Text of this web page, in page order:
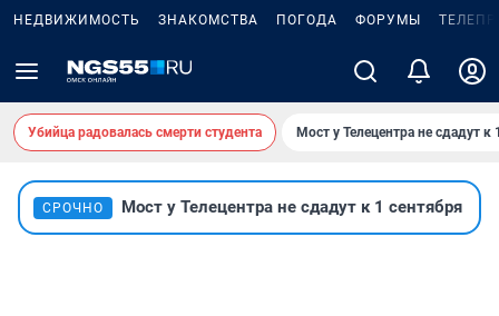
НЕДВИЖИМОСТЬ ЗНАКОМСТВА ПОГОДА ФОРУМЫ
Убийца радовалась смерти студента Мост у Телецентра не сдадут к
СРОЧНО Мост у Телецентра не сдадут к 1 сентября